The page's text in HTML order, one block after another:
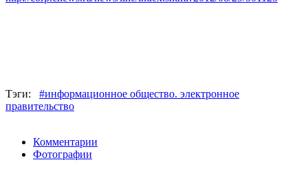
Тэги: #информационное общество. электронное
правительство
Комментарии
Фотографии